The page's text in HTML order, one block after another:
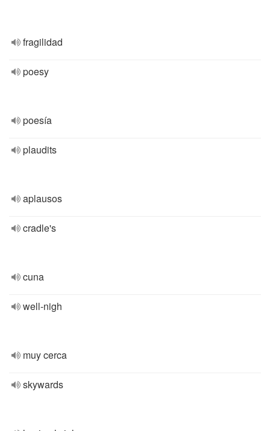
fragilidad
poesy
poesía
plaudits
aplausos
cradle's
cuna
well-nigh
muy cerca
skywards